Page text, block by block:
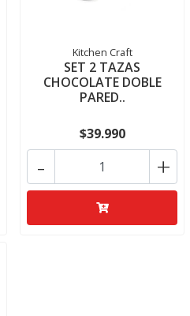
Kitchen Craft
SET 2 TAZAS
CHOCOLATE DOBLE
PARED..
$39.990
+
-